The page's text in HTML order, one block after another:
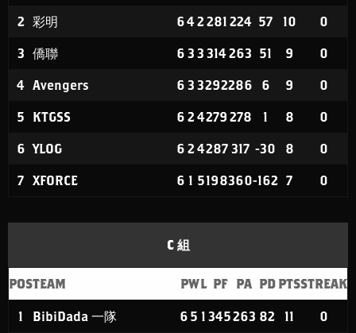
2 彩明 642281 224 57 10 0
3 僑聯 6 3 3 314263 51 9 0
4 Avengers 6 3 3292286 6 9 0
5 KTGSS 6 24279 278 1 8 0
6 YLOG 6 24287 317 -30 8 0
7 XFORCE 6 1 5198360-162 7 0
C 組
POSTEAM PWL PF PA PD PTSSTREAK
1 BibiDada 一隊 6 5 1 345263 82 11 0